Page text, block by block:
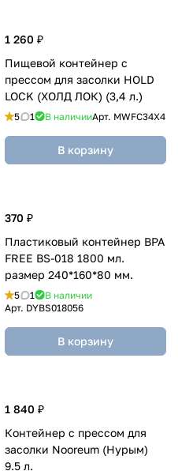
1 260 ₽
Пищевой контейнер с
прессом для засолки HOLD
LOCK (ХОЛД ЛОК) (3,4 л.)
5 1 В наличииАрт. MWFC34X4
В корзину
370 ₽
Пластиковый контейнер BPA
FREE BS-018 1800 мл.
размер 240*160*80 мм.
5 1
В наличии
Арт. DYBS018056
В корзину
1 840 ₽
Контейнер с прессом для
засолки Nooreum (Нурым)
9.5 л.